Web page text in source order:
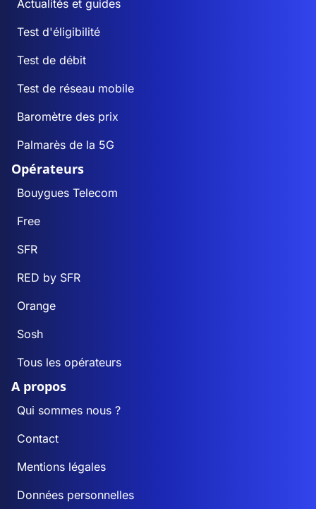
Actualités et guides
Test d'éligibilité
Test de débit
Test de réseau mobile
Baromètre des prix
Palmarès de la 5G
Opérateurs
Bouygues Telecom
Free
SFR
RED by SFR
Orange
Sosh
Tous les opérateurs
A propos
Qui sommes nous ?
Contact
Mentions légales
Données personnelles